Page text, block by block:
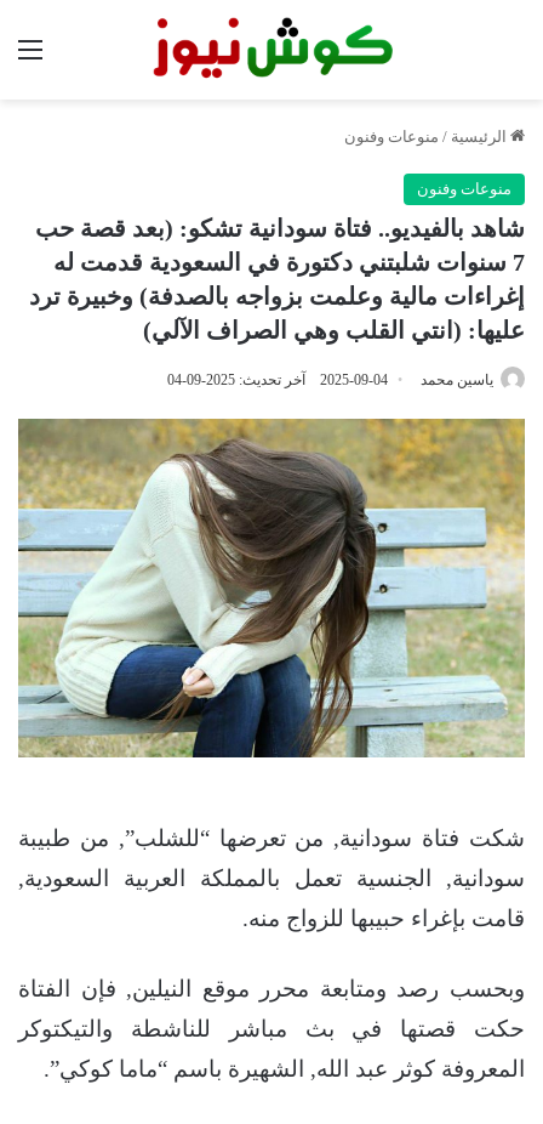
الرئيسية / منوعات وفنون
منوعات وفنون
شاهد بالفيديو.. فتاة سودانية تشكو: (بعد قصة حب
7 سنوات شلبتني دكتورة في السعودية قدمت له
إغراءات مالية وعلمت بزواجه بالصدفة) وخبيرة ترد
عليها: (انتي القلب وهي الصراف الآلي)
ياسين محمد 2025-09-04 آخر تحديث: 2025-09-04
شكت فتاة سودانية, من تعرضها “للشلب”, من طبيبة
سودانية, الجنسية تعمل بالمملكة العربية السعودية,
قامت بإغراء حبيبها للزواج منه.
وبحسب رصد ومتابعة محرر موقع النيلين, فإن الفتاة
حكت قصتها في بث مباشر للناشطة والتيكتوكر
المعروفة كوثر عبد الله, الشهيرة باسم “ماما كوكي”.